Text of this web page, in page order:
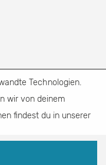
Technologien.
wir von deinem
findest du in unserer